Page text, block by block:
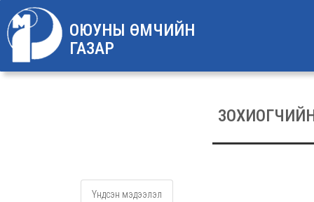
ОЮУНЫ ӨМЧИЙН
ГАЗАР
Үндсэн мэдээлэл